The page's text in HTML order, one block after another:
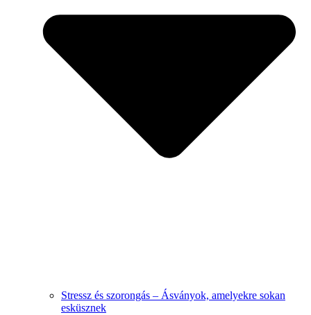
Stressz és szorongás – Ásványok, amelyekre sokan
esküsznek